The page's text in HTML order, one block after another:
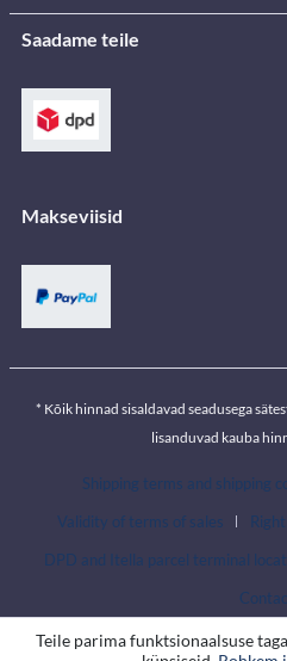
Saadame teile
Makseviisid
* Kõik hinnad sisaldavad seadusega
lisanduvad kauba
Shipping terms and shipping
Validity of terms of sales
DPD and Itella parcel terminal
Teile parima funktsionaalsuse